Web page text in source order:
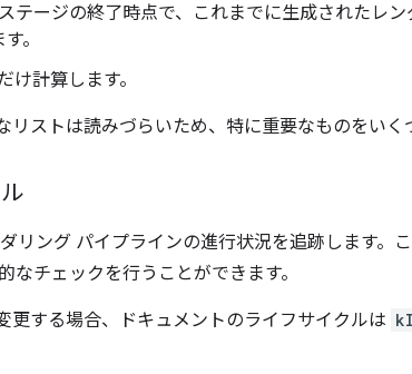
テージの終了時点で、これまでに生成されたレ
。
け計算します。
ストは読みづらいため、特に重要なものをいく
リング パイプラインの進行状況を追跡します。
チェックを行うことができます。
更する場合、ドキュメントのライフサイクルは